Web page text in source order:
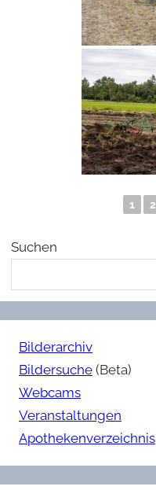
1 2
Suchen
Bilderarchiv
Bildersuche (Beta)
Webcams
Veranstaltungen
Apothekenverzeichnis